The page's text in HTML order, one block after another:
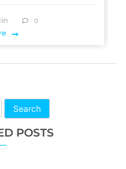
Search
POSTS
0